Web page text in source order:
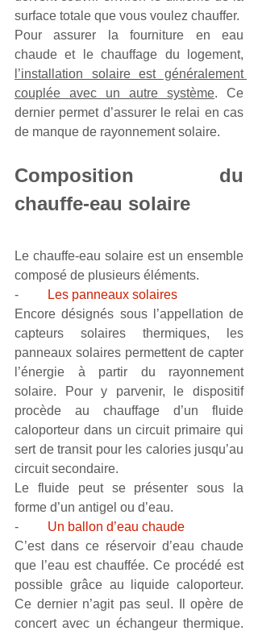
surface totale que vous voulez chauffer.
Pour assurer la fourniture en eau
l’installation solaire est généralement
couplée avec un autre système. Ce
dernier permet d’assurer le relai en cas
de manque de rayonnement solaire.
Composition du
chauffe-eau solaire
Le chauffe-eau solaire est un ensemble
composé de plusieurs éléments.
-
Les panneaux solaires
Encore désignés sous l’appellation de
capteurs solaires thermiques, les
panneaux solaires permettent de capter
l’énergie à partir du rayonnement
solaire. Pour y parvenir, le dispositif
procède au chauffage d’un fluide
caloporteur dans un circuit primaire qui
sert de transit pour les calories jusqu’au
circuit secondaire.
Le fluide peut se présenter sous la
forme d’un antigel ou d’eau.
- Un ballon d’eau chaude
C’est dans ce réservoir d’eau chaude
que l’eau est chauffée. Ce procédé est
possible grâce au liquide caloporteur.
Ce dernier n’agit pas seul. Il opère de
concert avec un échangeur thermique.